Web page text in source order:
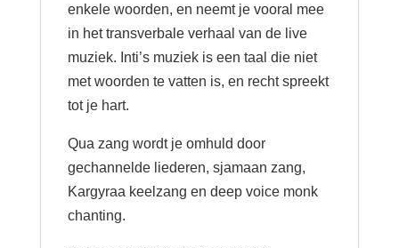
enkele woorden, en neemt je vooral mee
in het transverbale verhaal van de live
muziek. Inti’s muziek is een taal die niet
met woorden te vatten is, en recht spreekt
tot je hart.
Qua zang wordt je omhuld door
gechannelde liederen, sjamaan zang,
Kargyraa keelzang en deep voice monk
chanting.